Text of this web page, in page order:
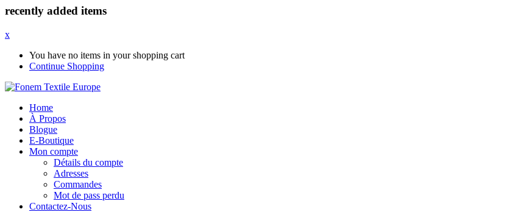
recently added items
x
You have no items in your shopping cart
Continue Shopping
Home
À Propos
Blogue
E-Boutique
Mon compte
Détails du compte
Adresses
Commandes
Mot de pass perdu
Contactez-Nous